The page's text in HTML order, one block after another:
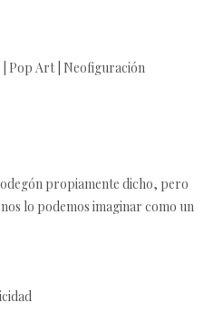
Pop Art | Neofiguración
propiamente dicho, pero
lo podemos imaginar como un